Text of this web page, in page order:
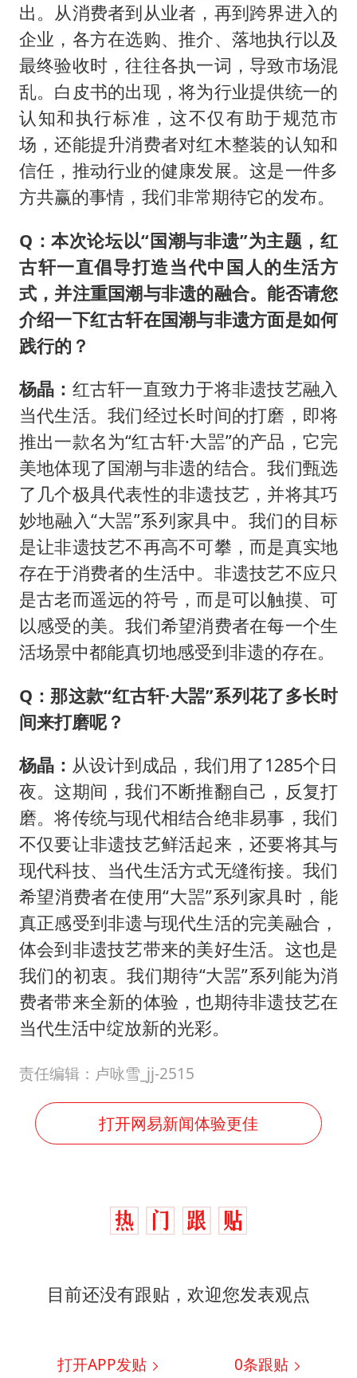
出。从消费者到从业者，再到跨界进入的
企业，各方在选购、推介、落地执行以及
最终验收时，往往各执一词，导致市场混
乱。白皮书的出现，将为行业提供统一的
认知和执行标准，这不仅有助于规范市
场，还能提升消费者对红木整装的认知和
信任，推动行业的健康发展。这是一件多
方共赢的事情，我们非常期待它的发布。
Q：本次论坛以“国潮与非遗”为主题，红
古轩一直倡导打造当代中国人的生活方
式，并注重国潮与非遗的融合。能否请您
介绍一下红古轩在国潮与非遗方面是如何
践行的？
杨晶： 红古轩一直致力于将非遗技艺融入
当代生活。我们经过长时间的打磨，即将
推出一款名为“红古轩·大噐”的产品，它完
美地体现了国潮与非遗的结合。我们甄选
了几个极具代表性的非遗技艺，并将其巧
妙地融入“大噐”系列家具中。我们的目标
是让非遗技艺不再高不可攀，而是真实地
存在于消费者的生活中。非遗技艺不应只
是古老而遥远的符号，而是可以触摸、可
以感受的美。我们希望消费者在每一个生
活场景中都能真切地感受到非遗的存在。
Q：那这款“红古轩·大噐”系列花了多长时
间来打磨呢？
杨晶： 从设计到成品，我们用了1285个日
夜。这期间，我们不断推翻自己，反复打
磨。将传统与现代相结合绝非易事，我们
不仅要让非遗技艺鲜活起来，还要将其与
现代科技、当代生活方式无缝衔接。我们
希望消费者在使用“大噐”系列家具时，能
真正感受到非遗与现代生活的完美融合，
体会到非遗技艺带来的美好生活。这也是
我们的初衷。我们期待“大噐”系列能为消
费者带来全新的体验，也期待非遗技艺在
当代生活中绽放新的光彩。
责任编辑：卢咏雪_jj-2515
打开网易新闻体验更佳
目前还没有跟贴，欢迎您发表观点
打开APP发贴 0条跟贴